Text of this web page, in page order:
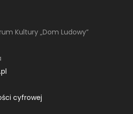
Kultury „Dom Ludowy”
cyfrowej